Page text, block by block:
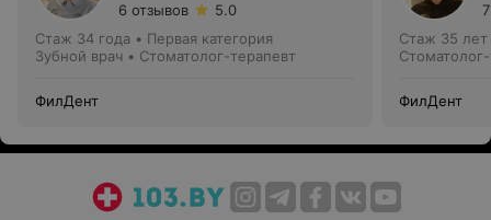
6 отзывов
5.0
Стаж 34 года • Первая категория
Зубной врач • Стоматолог-терапевт
ФилДент
Стаж 35 лет
ФилДент